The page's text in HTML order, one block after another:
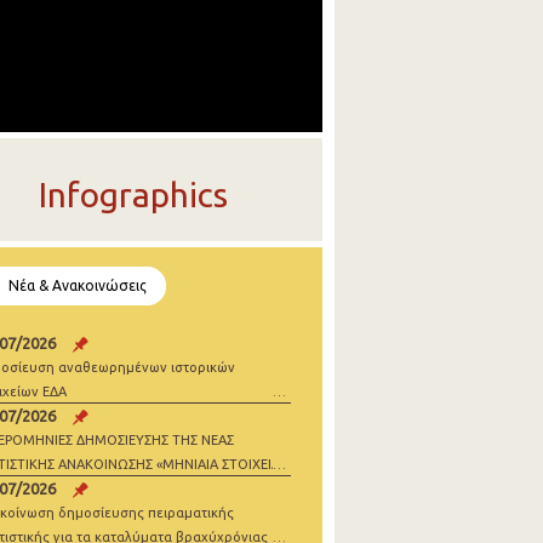
Infographics
Νέα & Ανακοινώσεις
2026
αναθεωρημένων ιστορικών
ΕΔΑ
2026
ΔΗΜΟΣΙΕΥΣΗΣ ΤΗΣ ΝΕΑΣ
ΑΝΑΚΟΙΝΩΣΗΣ «ΜΗΝΙΑΙΑ ΣΤΟΙΧΕΙΑ
2026
2026
δημοσίευσης πειραματικής
για τα καταλύματα βραχύχρόνιας